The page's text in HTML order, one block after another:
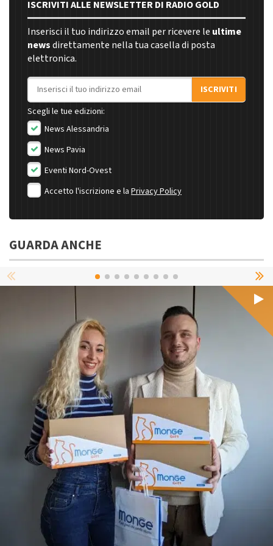
ISCRIVITI ALLE NEWSLETTER DI RADIO GOLD
Inserisci il tuo indirizzo email per ricevere le ultime
newsdirettamente nella tua casella di posta
elettronica.
Indirizzo email
ISCRIVITI
Scegli le tue edizioni:
News Alessandria
News Pavia
Eventi Nord-Ovest
Accetto l'iscrizione e la Privacy Policy
GUARDA ANCHE